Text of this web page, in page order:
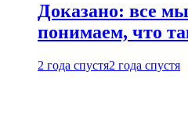
Доказано: все
понимаем, что
2 года спустя2 года спустя